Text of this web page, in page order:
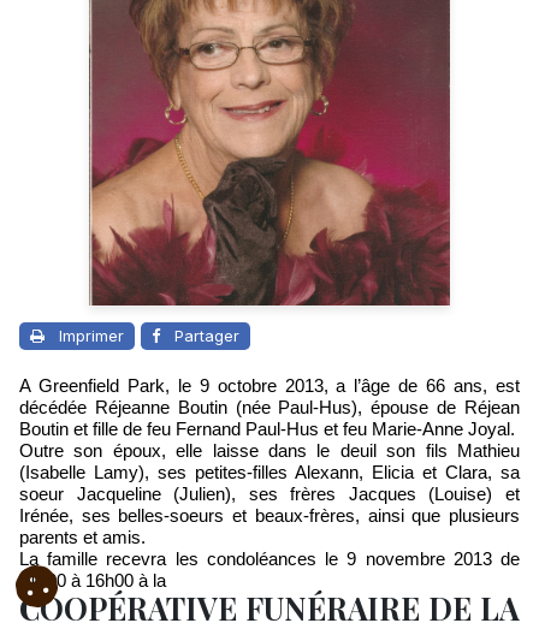
Imprimer Partager
A Greenfield Park, le 9 octobre 2013, a l’âge de 66 ans, est
décédée Réjeanne Boutin (née Paul-Hus), épouse de Réjean
Boutin et fille de feu Fernand Paul-Hus et feu Marie-Anne Joyal.
Outre son époux, elle laisse dans le deuil son fils Mathieu
(Isabelle Lamy), ses petites-filles Alexann, Elicia et Clara, sa
soeur Jacqueline (Julien), ses frères Jacques (Louise) et
Irénée, ses belles-soeurs et beaux-frères, ainsi que plusieurs
parents et amis.
La famille recevra les condoléances le 9 novembre 2013 de
11h00 à 16h00 à la
COOPÉRATIVE FUNÉRAIRE DE LA